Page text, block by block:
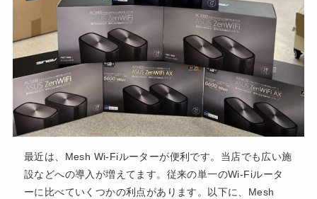
最近は、Mesh Wi-Fiルーターが便利です。当店でも広い施
設などへの導入が増えてます。従来の単一のWi-Fiルータ
ーに比べていくつかの利点があります。以下に、Mesh